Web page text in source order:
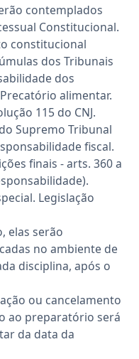
contemplados
Constitucional.
constitucional
dos Tribunais
dos
alimentar.
115 do CNJ.
Supremo Tribunal
fiscal.
finais - arts. 360 a
Legislação
elas serão
no ambiente de
disciplina, após o
ou cancelamento
ao preparatório será
da data da